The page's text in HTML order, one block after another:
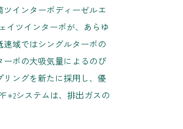
インターボディーゼルエ
イツインターボが、あらゆ
域ではシングルターボの
ボの大吸気量によるのび
ングを新たに採用し、優
＊2システムは、排出ガスの